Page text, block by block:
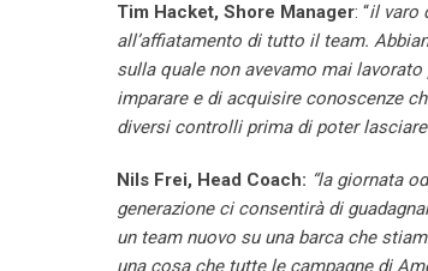
Tim Hacket, Shore Manager: “il varo
all’affiatamento di tutto il team.
sulla quale non avevamo mai
imparare e di acquisire conoscenze
diversi controlli prima di poter
Nils Frei, Head Coach: “la giornata
generazione ci consentirà di
un team nuovo su una barca che
una cosa che tutte le campagne di